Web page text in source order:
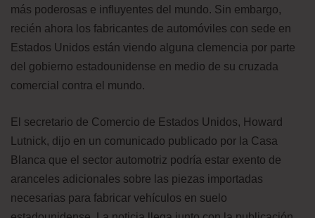
más poderosas e influyentes del mundo. Sin embargo,
recién ahora los fabricantes de automóviles con sede en
Estados Unidos están viendo alguna clemencia por parte
del gobierno estadounidense en medio de su cruzada
comercial contra el mundo.
El secretario de Comercio de Estados Unidos, Howard
Lutnick, dijo en un comunicado publicado por la Casa
Blanca que el sector automotriz podría estar exento de
aranceles adicionales sobre las piezas importadas
necesarias para fabricar vehículos en suelo